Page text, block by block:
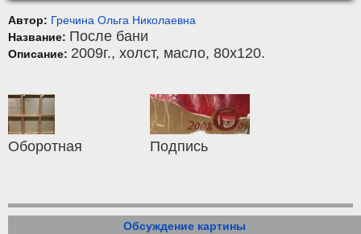
Автор: Гречина Ольга Николаевна
Название: После бани
Описание: 2009г., холст, масло, 80x120.
Оборотная Подпись
Обсуждение картины